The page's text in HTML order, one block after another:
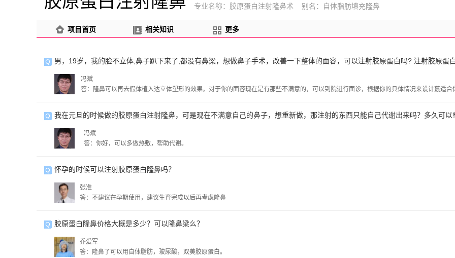
专业名称：胶原蛋白注射隆鼻术 别名：自体脂肪填充隆鼻
项目首页 相关知识 更多
男，19岁，我的脸不立体,鼻子趴下来了,都没有鼻梁，想做鼻子手术，改善一下整体的面容，可以注射胶原蛋白吗? 注射胶原蛋
冯斌
答：隆鼻可以再去假体植入达立体塑形的效果。对于你的面容现在是有那些不满意的，可以到院进行面诊，根据你的具体情况来设计蕞适合
我在元旦的时候做的胶原蛋白注射隆鼻，可是现在不满意自己的鼻子，想重新做，那注射的东西只能自己代谢出来吗？多久可以
冯斌
答：你好，可以多做热敷，帮助代谢。
怀孕的时候可以注射胶原蛋白隆鼻吗？
张准
答：不建议在孕期使用，建议生育完成以后再考虑隆鼻
胶原蛋白隆鼻价格大概是多少？可以隆鼻梁么？
乔爱军
答：隆鼻了可以用自体脂肪，玻尿酸，双美胶原蛋白。